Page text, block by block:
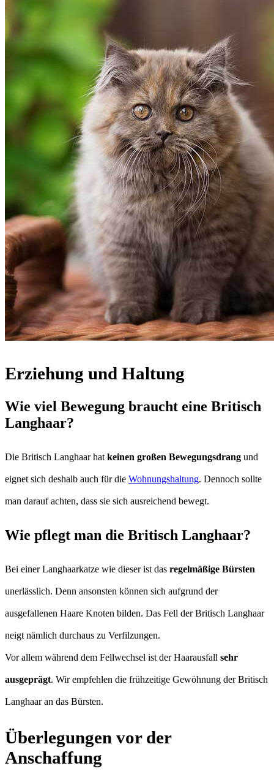
Erziehung und Haltung
Wie viel Bewegung braucht eine Britisch
Langhaar?
Die Britisch Langhaar hat keinen großen Bewegungsdrang und
eignet sich deshalb auch für die Wohnungshaltung. Dennoch sollte
man darauf achten, dass sie sich ausreichend bewegt.
Wie pflegt man die Britisch Langhaar?
Bei einer Langhaarkatze wie dieser ist das regelmäßige Bürsten
unerlässlich. Denn ansonsten können sich aufgrund der
ausgefallenen Haare Knoten bilden. Das Fell der Britisch Langhaar
neigt nämlich durchaus zu Verfilzungen.
Vor allem während dem Fellwechsel ist der Haarausfall sehr
ausgeprägt. Wir empfehlen die frühzeitige Gewöhnung der Britisch
Langhaar an das Bürsten.
Überlegungen vor der
Anschaffung